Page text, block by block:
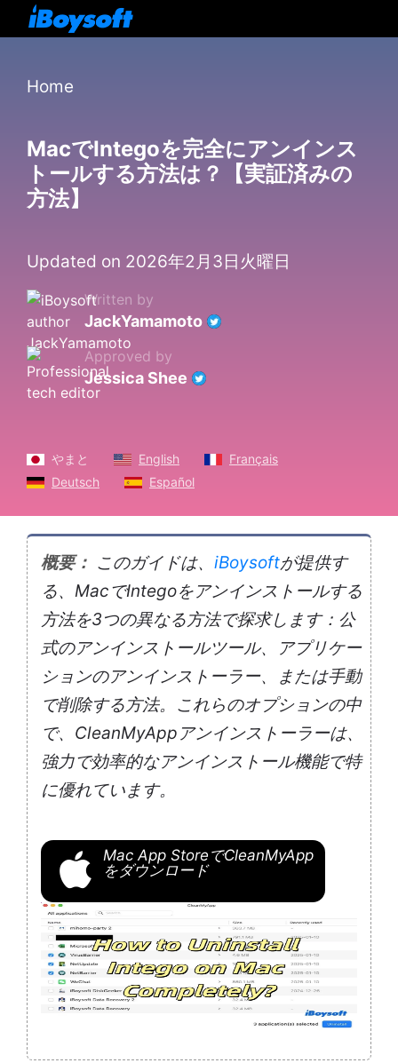
Home
MacでIntegoを完全にアンインス
トールする方法は？【実証済みの
方法】
Updated on 2026年2月3日火曜日
Written by
JackYamamoto
Approved by
Jessica Shee
やまと English
Français
Deutsch
Español
概要： このガイドは、 iBoysoftが提供す
る、MacでIntegoをアンインストールする
方法を3つの異なる方法で探求します：公
式のアンインストールツール、アプリケー
ションのアンインストーラー、または手動
で削除する方法。これらのオプションの中
で、CleanMyAppアンインストーラーは、
強力で効率的なアンインストール機能で特
に優れています。
Mac App StoreでCleanMyApp
をダウンロード